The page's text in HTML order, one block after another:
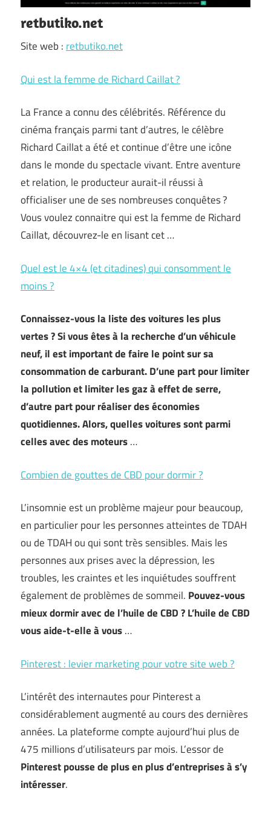
retbutiko.net
Site web :retbutiko.net
Qui est la femme de Richard Caillat ?
La France a connu des célébrités. Référence du
cinéma français parmi tant d’autres, le célèbre
Richard Caillat a été et continue d’être une icône
dans le monde du spectacle vivant. Entre aventure
et relation, le producteur aurait-il réussi à
officialiser une de ses nombreuses conquêtes ?
Vous voulez connaitre qui est la femme de Richard
Caillat, découvrez-le en lisant cet …
Quel est le 4×4 (et citadines) qui consomment le
moins ?
Connaissez-vous la liste des voitures les plus
vertes ? Si vous êtes à la recherche d’un véhicule
neuf, il est important de faire le point sur sa
consommation de carburant. D’une part pour limiter
la pollution et limiter les gaz à effet de serre,
d’autre part pour réaliser des économies
quotidiennes. Alors, quelles voitures sont parmi
celles avec des moteurs…
Combien de gouttes de CBD pour dormir ?
L’insomnie est un problème majeur pour beaucoup,
en particulier pour les personnes atteintes de TDAH
ou de TDAH ou qui sont très sensibles. Mais les
personnes aux prises avec la dépression, les
troubles, les craintes et les inquiétudes souffrent
également de problèmes de sommeil. Pouvez-vous
mieux dormir avec de l’huile de CBD ? L’huile de CBD
vous aide-t-elle à vous…
Pinterest : levier marketing pour votre site web ?
L’intérêt des internautes pour Pinterest a
considérablement augmenté au cours des dernières
années. La plateforme compte aujourd’hui plus de
475 millions d’utilisateurs par mois. L’essor de
Pinterest pousse de plus en plus d’entreprises à s’y
intéresser.